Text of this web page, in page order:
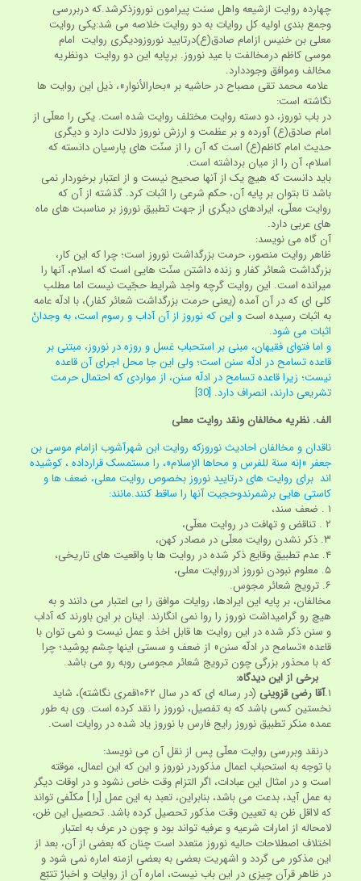
چهارده روایت ازشیعه واهل سنت پیرامون نوروزذکرشد.که دربررسی
وجمع بندی اولیه کل روایات به دو روایت خلاصه می شد:یکی روایت
معلی بن خنیس ازامام صادق(ع)درتایید نوروزودیگری روایت امام
موسی کاظم درمخالفت با عید نوروز. برپایه این دو روایت دونظریه
مخالف وموافق وجوددارد.
علامه محمد تقی مصباح در حاشیه بر «بحارالأنوار»، ذیل این روایت ها
نگاشته است:
در باب نوروز، دو دسته روایت مختلف روایت شده است. یکی را معلّی از
امام صادق(ع) آورده و بر عظمت و ارزش نوروز دلالت دارد و دیگری
حدیث امام کاظم(ع) است که آن را از سنّت های پارسیان دانسته که
اسلام، آن را از میان برداشته است.
باید دانست که هیچ یک از آنها صحیح نیست و از اعتبار برخوردار نمی
باشد تا بتوان بر پایه آن، حکم شرعی را اثبات کرد. گذشته از آن که
روایت معلّی، ایرادهای دیگری از جهت تطبیق نوروز بر مناسبت های ماه
های عربی دارد.
آن گاه می نویسد:
ظاهر روایت منصور، حرمت بزرگداشت نوروز است؛ چرا که این کار،
بزرگداشت شعائر کفار و زنده داشتن سنّت هایی است که اسلام، آنها را
میرانده است. این روایت گرچه واجد شرایط حجّیت نیست اما مطلب
کلی ای که در آن آمده (یعنی حرمت بزرگداشت شعائر کفار)، با ادلّه عامه
به اثبات رسیده است و این که نوروز از آن آداب و رسوم است، به وجدانْ
اثبات می شود.
و اما فتوای فقیهان، مبنی بر استحباب غسل و روزه در نوروز، مبتنی بر
قاعده تسامح در ادلّه سنن است؛ ولی این جا محل اجرای آن قاعده
نیست؛ زیرا قاعده تسامح در ادلّه سنن، از مواردی که احتمال حرمت
تشریعی دارند، انصراف دارد. [30]
الف. نظریه مخالفان ونقد روایت معلی
ناقدان و مخالفان احادیث نوروزکه روایت ابن شهرآشوب ازامام موسی بن
جعفر »إنه سنة للفرس و محاها الإسلام«، را مستمسک قرارداده ، کوشیده
اند برای روایت های درتایید نوروز بخصوص روایت معلی، ضعف ها و
کاستی هایی برشمرندوحجیت آنها را ساقط کنند.مانند:
۱ . ضعف سند،
۲ . تناقض و تهافت در روایت معلّی،
۳. ذکر نشدن روایت معلّی در مصادر کهن،
۴. عدم تطبیق وقایع ذکر شده در روایت ها با واقعیت های تاریخی،
۵. معلوم نبودن نوروز ادرروایت معلی،
۶. ترویج شعائر مجوس.
مخالفان، بر پایه این ایرادها، روایات موافق را بی اعتبار می دانند و به
هیچ رو گرامیداشت نوروز را روا نمی انگارند. اینان بر این باورند که آداب
و سنن ذکر شده در این روایت ها قابل اخذ و عمل نیست و نمی توان با
قاعده «تسامح در ادلّه سنن» از ضعف و سستی اینها چشم پوشید؛ چرا
که با محذور بزرگی چون ترویج شعائر مجوسی روبه رو می باشد.
برخی از این دیدگاه:
۱.آقا رضی قزوینی
(در رساله ای که در سال ۱۰۶۲قمری نگاشته)، شاید
نخستین کسی باشد که به تفصیل، نوروز را نقد کرده است. وی به طور
عمده منکر تطبیق نوروز رایج فارس با نوروز یاد شده در روایات است.
درنقد وبررسی روایت معلّی پس از نقل آن می نویسد:
با توجه به استحباب اعمال مذکوردر نوروز و این که این اعمال، موقته
است و در امثال این عبادات، اگر التزام وقت خاص نشود و در اوقات دیگر
به عمل آید، بدعت می باشد، بنابراین، تعبد به این عمل [را ] مکلّفی تواند
که لااقل ظن به تعیین وقت مذکور تحصیل کرده باشد. تحصیل این ظن،
لامحاله از امارات شرعیه و عرفیه تواند بود و چون در عرف به اعتبار
اختلاف اصطلاحات حالیه نوروز متعدد است چنان که بعضی از آن، بعد از
این مذکور می گردد و اشهریت بعضی به بعضی ازمنه اماره نمی شود و
در ظاهر قرآن چیزی در این باب نیست، اماره آن از روایات و اخبارْ تتبّع